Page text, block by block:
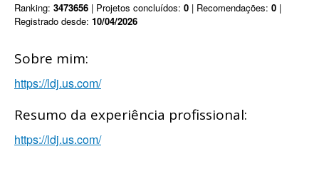
Ranking: 3473656 | Projetos concluídos: 0 | Recomendações: 0 |
Registrado desde: 10/04/2026
Sobre mim:
https://ldj.us.com/
Resumo da experiência profissional:
https://ldj.us.com/